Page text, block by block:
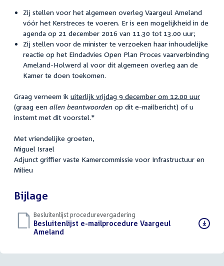
Zij stellen voor het algemeen overleg Vaargeul Ameland
vóór het Kerstreces te voeren. Er is een mogelijkheid in de
agenda op 21 december 2016 van 11.30 tot 13.00 uur;
Zij stellen voor de minister te verzoeken haar inhoudelijke
reactie op het Eindadvies Open Plan Proces vaarverbinding
Ameland-Holwerd al voor dit algemeen overleg aan de
Kamer te doen toekomen.
Graag verneem ik uiterlijk vrijdag 9 december om 12.00 uur
(graag een allen beantwoorden op dit e-mailbericht) of u
instemt met dit voorstel.*
Met vriendelijke groeten,
Miguel Israel
Adjunct griffier vaste Kamercommissie voor Infrastructuur en
Milieu
Bijlage
Besluitenlijst procedurevergadering
Download
bestand:
Besluitenlijst e-mailprocedure Vaargeul
Ameland